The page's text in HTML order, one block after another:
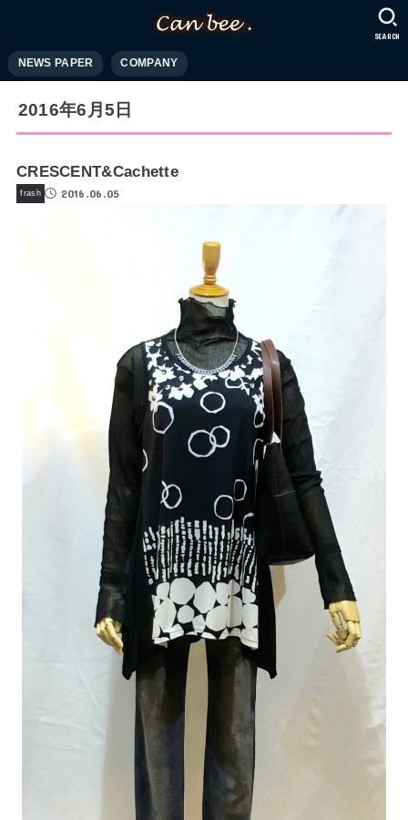
NEWS PAPER COMPANY
SEARCH
2016年6月5日
CRESCENT&Cachette
frash 2016.06.05